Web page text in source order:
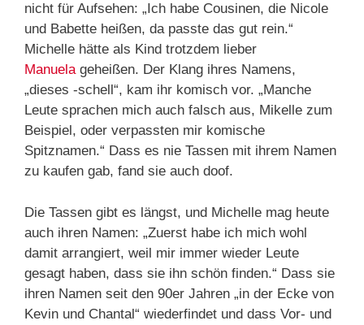
nicht für Aufsehen: „Ich habe Cousinen, die Nicole
und Babette heißen, da passte das gut rein.“
Michelle hätte als Kind trotzdem lieber
Manuelageheißen. Der Klang ihres Namens,
„dieses -schell“, kam ihr komisch vor. „Manche
Leute sprachen mich auch falsch aus, Mikelle zum
Beispiel, oder verpassten mir komische
Spitznamen.“ Dass es nie Tassen mit ihrem Namen
zu kaufen gab, fand sie auch doof.
Die Tassen gibt es längst, und Michelle mag heute
auch ihren Namen: „Zuerst habe ich mich wohl
damit arrangiert, weil mir immer wieder Leute
gesagt haben, dass sie ihn schön finden.“ Dass sie
ihren Namen seit den 90er Jahren „in der Ecke von
Kevin und Chantal“ wiederfindet und dass Vor- und